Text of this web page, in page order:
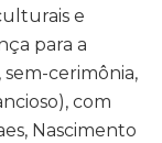
e
para a
cerimônia,
com
Nascimento